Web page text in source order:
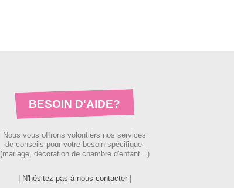
BESOIN D'AIDE?
Nous vous offrons volontiers nos services
de conseils pour votre besoin spécifique
(mariage, décoration de chambre d'enfant...)
| N'hésitez pas à nous contacter|